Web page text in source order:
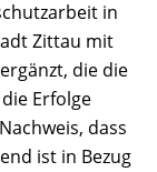
in
Zittau mit
die die
Erfolge
dass
ist in Bezug